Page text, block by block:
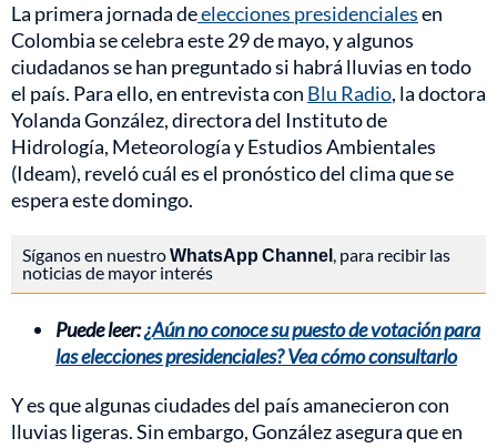
La primera jornada deelecciones presidencialesen
Colombia se celebra este 29 de mayo, y algunos
ciudadanos se han preguntado si habrá lluvias en todo
el país. Para ello, en entrevista con Blu Radio, la doctora
Yolanda González, directora del Instituto de
Hidrología, Meteorología y Estudios Ambientales
(Ideam), reveló cuál es el pronóstico del clima que se
espera este domingo.
Síganos en nuestroWhatsApp Channel, para recibir las
noticias de mayor interés
Puede leer:¿Aún no conoce su puesto de votación para
las elecciones presidenciales? Vea cómo consultarlo
Y es que algunas ciudades del país amanecieron con
lluvias ligeras. Sin embargo, González asegura que en